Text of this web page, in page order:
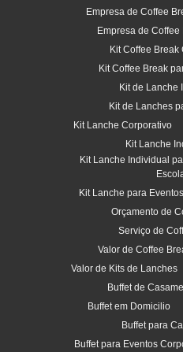
Empresa de Coffee
Empresa de
Kit Coffee Break
Kit Coffee Break
Kit de Lanche
Kit de Lanches
Kit Lanche Corporativo
Kit Lanche
Kit Lanche Individual
Kit Lanche para Eventos
Orçamento de
Serviço de
Valor de Coffee
Valor de Kits de Lanches
Buffet de
Buffet em Domicilio
Buffet para
Buffet para Eventos